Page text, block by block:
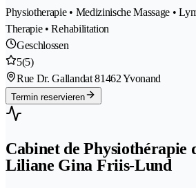
Physiotherapie • Medizinische Massage •
Therapie • Rehabilitation
Geschlossen
5(5)
Rue Dr. Gallandat 81462 Yvonand
Termin reservieren
Cabinet de Physiothérapie
Liliane Gina Friis-Lund